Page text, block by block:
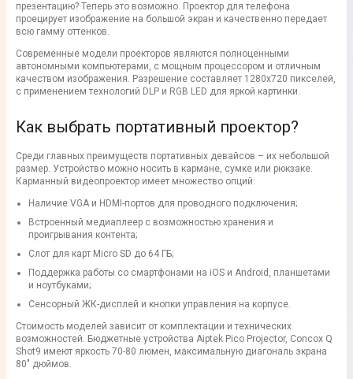
презентацию? Теперь это возможно. Проектор для телефона
проецирует изображение на большой экран и качественно передает
всю гамму оттенков.
Современные модели проекторов являются полноценными
автономными компьютерами, с мощным процессором и отличным
качеством изображения. Разрешение составляет 1280x720 пикселей,
с применением технологий DLP и RGB LED для яркой картинки.
Как выбрать портативный проектор?
Среди главных преимуществ портативных девайсов – их небольшой
размер. Устройство можно носить в кармане, сумке или рюкзаке.
Карманный видеопроектор имеет множество опций:
Наличие VGA и HDMI-портов для проводного подключения;
Встроенный медиаплеер с возможностью хранения и
проигрывания контента;
Слот для карт Micro SD до 64 ГБ;
Поддержка работы со смартфонами на iOS и Android, планшетами
и ноутбуками;
Сенсорный ЖК-дисплей и кнопки управления на корпусе.
Стоимость моделей зависит от комплектации и технических
возможностей. Бюджетные устройства Aiptek Pico Projector, Concox Q
Shot9 имеют яркость 70-80 люмен, максимальную диагональ экрана
80" дюймов.